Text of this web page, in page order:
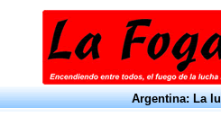
Argentina: La